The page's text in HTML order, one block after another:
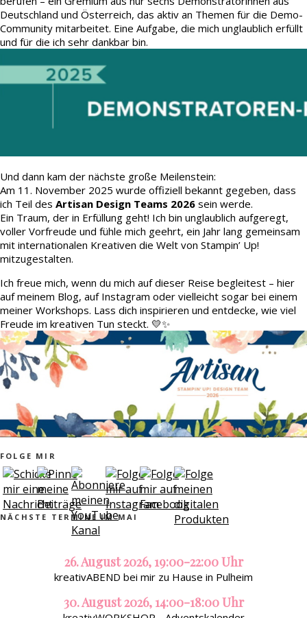
Deutschland und Österreich, das aktiv an Themen für die Demo-
Community mitarbeitet. Eine Aufgabe, die mich unglaublich erfüllt
und für die ich sehr dankbar bin.
Und dann kam der nächste große Meilenstein:
Am 11. November 2025 wurde offiziell bekannt gegeben, dass
ich Teil des Artisan Design Teams 2026 sein werde.
Ein Traum, der in Erfüllung geht! Ich bin unglaublich aufgeregt,
voller Vorfreude und fühle mich geehrt, ein Jahr lang gemeinsam
mit internationalen Kreativen die Welt von Stampin’ Up!
mitzugestalten.
Ich freue mich, wenn du mich auf dieser Reise begleitest – hier
auf meinem Blog, auf Instagram oder vielleicht sogar bei einem
meiner Workshops. Lass dich inspirieren und entdecke, wie viel
Freude im kreativen Tun steckt. 💛✨
FOLGE MIR
NÄCHSTE TERMINE IM MAI
26. August 2026, 19:00-22:00 Uhr
kreativABEND bei mir zu Hause in Pulheim
30. August 2026, 14:00-18:00 Uhr